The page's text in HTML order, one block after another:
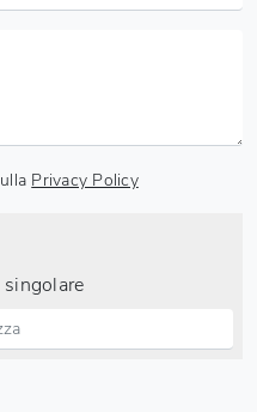
Privacy Policy